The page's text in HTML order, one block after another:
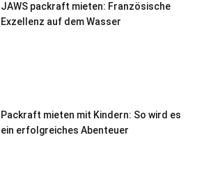
JAWS packraft mieten: Französische
Exzellenz auf dem Wasser
Packraft mieten mit Kindern: So wird es
ein erfolgreiches Abenteuer